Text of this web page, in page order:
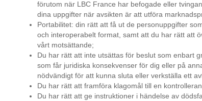
förutom när LBC France har befogade eller
dina uppgifter när avsikten är att utföra
Portabilitet: din rätt att få ut de personuppgifter
och interoperabelt format, samt att du har rätt att
vårt motsättande;
Du har rätt att inte utsättas för beslut som enbart
som får juridiska konsekvenser för dig eller på
nödvändigt för att kunna sluta eller verkställa ett
Du har rätt att framföra klagomål till en
Du har rätt att ge instruktioner i händelse av